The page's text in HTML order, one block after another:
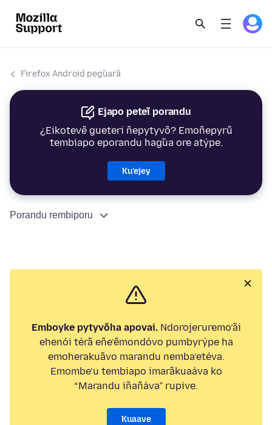
Firefox Android peg̃uarã
Ejapo peteĩ porandu
¿Eikotevẽ gueteri ñepytyvõ? Emoñepyrũ
tembiapo eporandu hag̃ua ore atýpe.
Ku’ejey
Porandu rembiporu
Emboyke pytyvõha apovai.Ndorojeruremo’ãi
ehenói térã eñe’ẽmondóvo pumbyrýpe ha
emoherakuãvo marandu nemba’etéva.
Emombe’u tembiapo imarãkuaáva ko
“Marandu iñañáva” rupive.
Kuaave